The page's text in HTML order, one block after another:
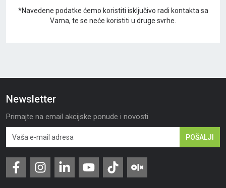
*Navedene podatke ćemo koristiti isključivo radi kontakta sa
Vama, te se neće koristiti u druge svrhe.
Newsletter
Primajte na email akcijske ponude i novosti
POŠALJI